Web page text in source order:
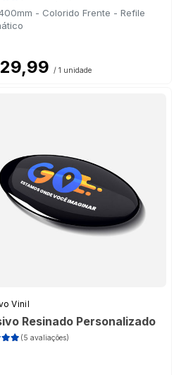
- Colorido Frente - Refile
/ 1 unidade
Vinil
Resinado Personalizado
(5 avaliações)